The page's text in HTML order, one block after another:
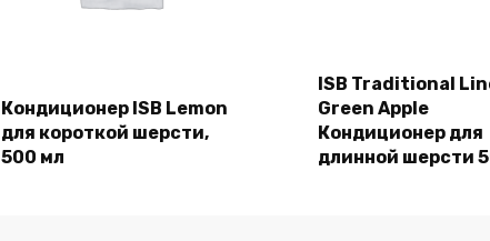
Кондиционер ISB Lemon
для короткой шерсти,
500 мл
ISB Traditional
Green Apple
Кондиционер для
длинной шерсти